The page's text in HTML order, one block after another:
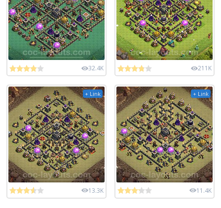
32.4K 211K
+ Link
13.3K
+ Link
11.4K